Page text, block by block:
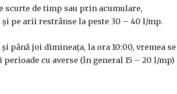
scurte de timp sau prin acumulare,
pe arii restrânse la peste 30 – 40 l/mp.
până joi dimineaţa, la ora 10:00, vremea se
cu averse (în general 15 – 20 l/mp)